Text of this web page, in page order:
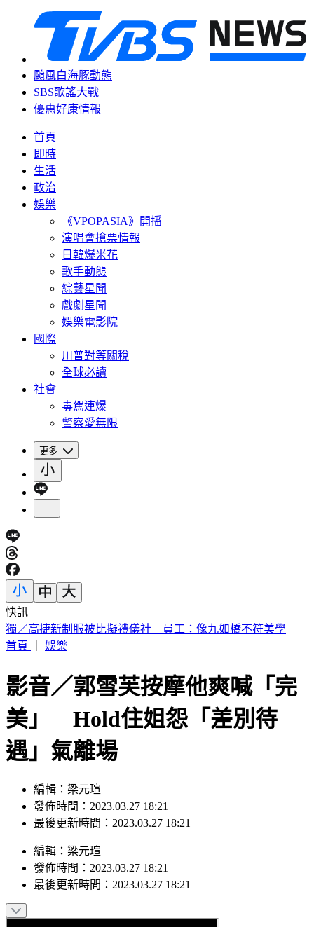
颱風白海豚動態
SBS歌謠大戰
優惠好康情報
首頁
即時
生活
政治
娛樂
《VPOPASIA》開播
演唱會搶票情報
日韓爆米花
歌手動態
綜藝星聞
戲劇星聞
娛樂電影院
國際
川普對等關稅
全球必讀
社會
毒駕連爆
警察愛無限
更多
快訊
富婆砸錢當女主「強加60場吻戲」 男星崩潰發聲：往我嘴裡
伸舌頭
影音／郭雪芙按摩他爽喊「完
美」 Hold住姐怨「差別待
遇」氣離場
編輯：梁元瑄
發佈時間：2023.03.27 18:21
編輯：梁元瑄
發佈時間：2023.03.27 18:21